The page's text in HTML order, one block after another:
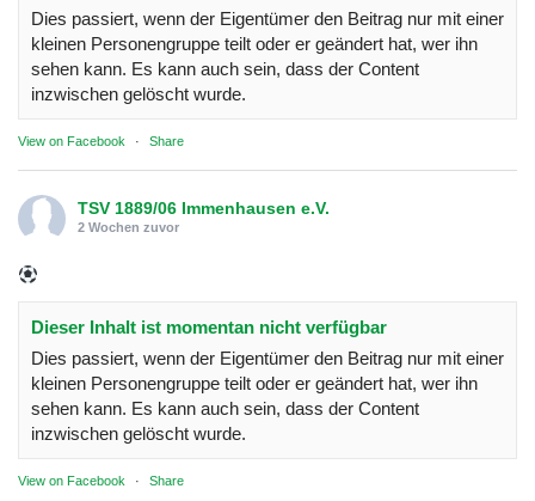
Dies passiert, wenn der Eigentümer den Beitrag nur mit einer
kleinen Personengruppe teilt oder er geändert hat, wer ihn
sehen kann. Es kann auch sein, dass der Content
inzwischen gelöscht wurde.
View on Facebook · Share
TSV 1889/06 Immenhausen e.V.
2 Wochen zuvor
Dieser Inhalt ist momentan nicht verfügbar
Dies passiert, wenn der Eigentümer den Beitrag nur mit einer
kleinen Personengruppe teilt oder er geändert hat, wer ihn
sehen kann. Es kann auch sein, dass der Content
inzwischen gelöscht wurde.
View on Facebook · Share